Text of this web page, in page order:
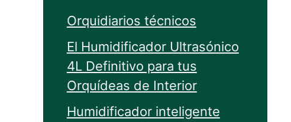
Orquidiarios técnicos
El Humidificador Ultrasónico
4L Definitivo para tus
Orquídeas de Interior
Humidificador inteligente